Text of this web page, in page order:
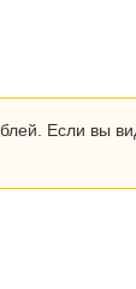
Если вы